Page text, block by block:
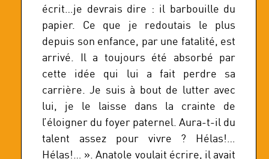
écrit…je devrais dire : il barbouille du
papier. Ce que je redoutais le plus
depuis son enfance, par une fatalité, est
arrivé. Il a toujours été absorbé par
cette idée qui lui a fait perdre sa
carrière. Je suis à bout de lutter avec
lui, je le laisse dans la crainte de
l’éloigner du foyer paternel. Aura-t-il du
talent assez pour vivre ? Hélas!…
Hélas!… ». Anatole voulait écrire, il avait